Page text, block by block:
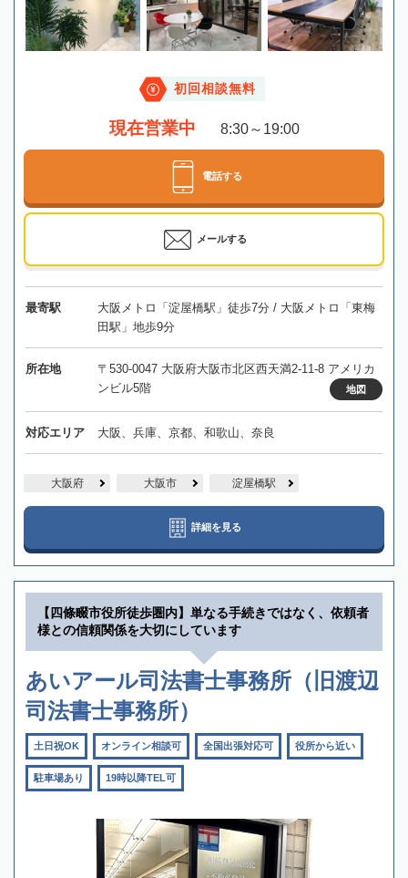
初回相談無料
現在営業中 8:30～19:00
電話する
メールする
最寄駅
大阪メトロ「淀屋橋駅」徒歩7分 / 大阪メトロ「東梅
田駅」地歩9分
所在地
〒530-0047 大阪府大阪市北区西天満2-11-8 アメリカ
ンビル5階
地図
対応エリア 大阪、兵庫、京都、和歌山、奈良
大阪府 大阪市 淀屋橋駅
詳細を見る
【四條畷市役所徒歩圏内】単なる手続きではなく、依頼者
様との信頼関係を大切にしています
あいアール司法書士事務所（旧渡辺
司法書士事務所）
土日祝OK オンライン相談可 全国出張対応可 役所から近い
駐車場あり 19時以降TEL可